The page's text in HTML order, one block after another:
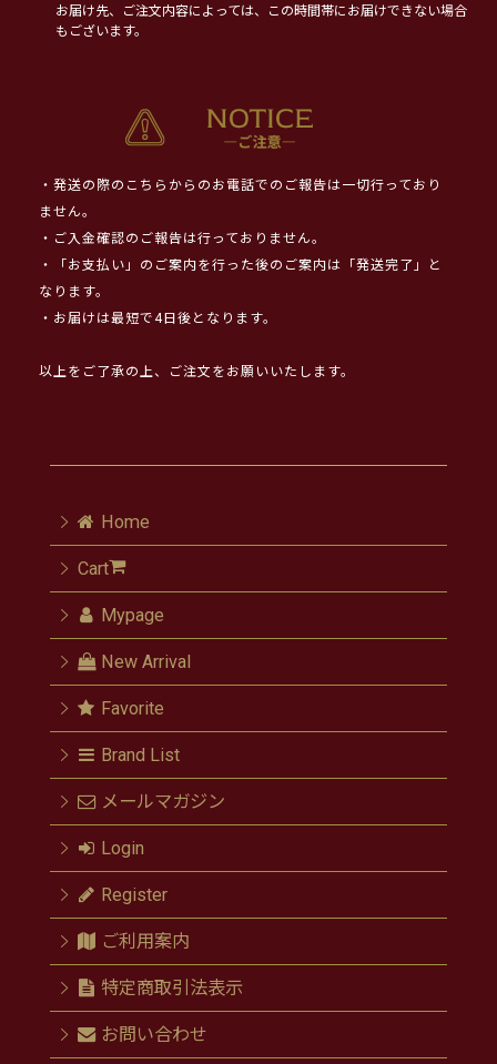
お届け先、ご注文内容によっては、この時間帯にお届けできない場合
もございます。
・発送の際のこちらからのお電話でのご報告は一切行っており
ません。
・ご入金確認のご報告は行っておりません。
・「お支払い」のご案内を行った後のご案内は「発送完了」と
なります。
・お届けは最短で4日後となります。
以上をご了承の上、ご注文をお願いいたします。
Home
Cart
Mypage
New Arrival
Favorite
Brand List
メールマガジン
Login
Register
ご利用案内
特定商取引法表示
お問い合わせ